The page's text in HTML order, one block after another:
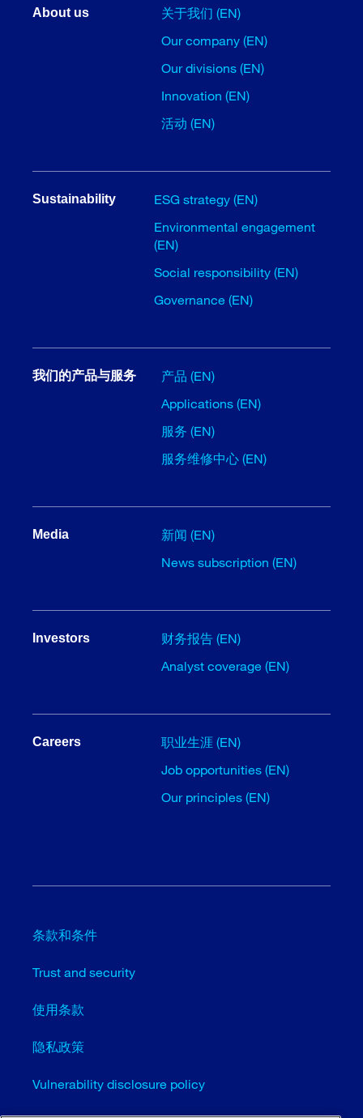
About us
关于我们 (EN)
Our company (EN)
Our divisions (EN)
Innovation (EN)
活动 (EN)
Sustainability
ESG strategy (EN)
Environmental engagement
(EN)
Social responsibility (EN)
Governance (EN)
我们的产品与服务
产品 (EN)
Applications (EN)
服务 (EN)
服务维修中心 (EN)
Media
新闻 (EN)
News subscription (EN)
Investors
财务报告 (EN)
Analyst coverage (EN)
Careers
职业生涯 (EN)
Job opportunities (EN)
Our principles (EN)
条款和条件
Trust and security
使用条款
隐私政策
Vulnerability disclosure policy